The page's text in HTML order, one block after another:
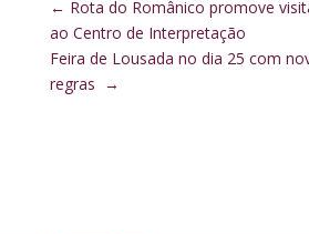
← Rota do Românico promove
ao Centro de Interpretação
Feira de Lousada no dia 25 com
regras →